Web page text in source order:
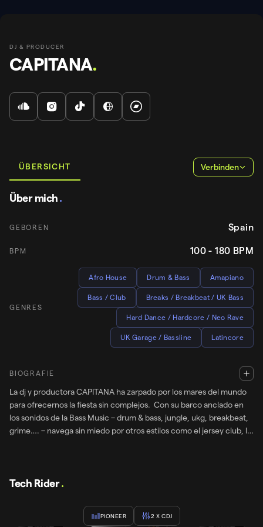
DJ & PRODUCER
CAPITANA.
ÜBERSICHT Verbinden
Über mich .
GEBOREN Spain
BPM 100 - 180 BPM
GENRES
Afro House Drum & Bass Amapiano
Bass / Club Breaks / Breakbeat / UK Bass
Hard Dance / Hardcore / Neo Rave
UK Garage / Bassline Latincore
BIOGRAFIE
La dj y productora CAPITANA ha zarpado por los mares del mundo
para ofrecernos la fiesta sin complejos. Con su barco anclado en
los sonidos de la Bass Music – drum & bass, jungle, ukg, breakbeat,
grime…. – navega sin miedo por otros estilos como el jersey club, la
en una experiencia única: zarpa de un puerto a otro llevando
sonoro en altamar, donde los bpm’s suben sin fin para contagiarnos
de su euforia y buena vibra. La has podido escuchar infectando la
Tech Rider.
PIONEER 2 X CDJ